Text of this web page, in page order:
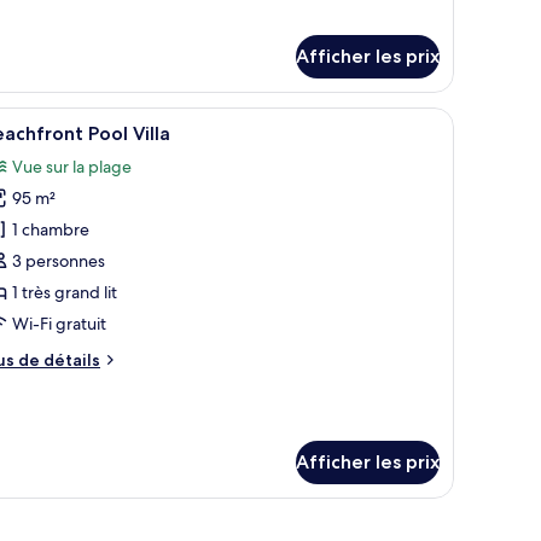
Afficher les prix
| Piscine extérieure, accès possible de 6 h à 19 h, parasols
:
Une propriété située en bord de mer, dotée
18 Pool Villa
Vue sur la plage
95 m²
1 chambre
3 personnes
1 très grand lit
Wi-Fi gratuit
de détails
Afficher les prix